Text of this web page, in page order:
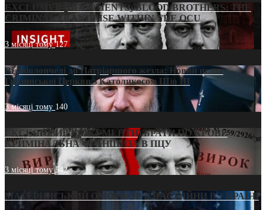
EXCLUSIVE (DOCUMENTS)/BLOOD BROTHERS: THE
CRIMINAL FRANCHISE WITHIN THE OCU
3 місяці тому127
Від віолончелі до Патріаршого жезла: Новий шлях
Грузинської Церкви з Католикосом Шіо III
3 місяці тому 140
ЕКСКЛЮЗИВ (ДОКУМЕНТИ)/БРАТИ ПО КРОВІ:
КРИМІНАЛЬНА ФРАНШИЗА В ПЦУ
3 місяці тому542
МАТЕРИНСЬКИЙ ОМОРФОР В ЧАС ВІЙНИ В УКРАЇНІ